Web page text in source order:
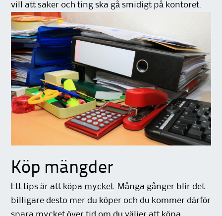
vill att saker och ting ska gå smidigt på kontoret.
Köp mängder
Ett tips är att köpa mycket . Många gånger blir det
billigare desto mer du köper och du kommer därför